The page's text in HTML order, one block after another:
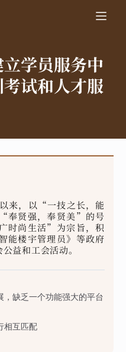
立学员服务中
试和人才服
来，以“一技之长，能
奉贤强，奉贤美”的号
时尚生活”为宗旨，积
能楼宇管理员》等政府
益和工会活动。
，缺乏一个功能强大的平台
相互匹配